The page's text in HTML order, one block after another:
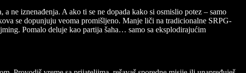
ne iznenađenja. A ako ti se ne dopada kako si osmislio potez – samo
se dopunjuju veoma promišljeno. Manje liči na tradicionalne SRPG-
Pomalo deluje kao partija šaha… samo sa eksplodirajućim